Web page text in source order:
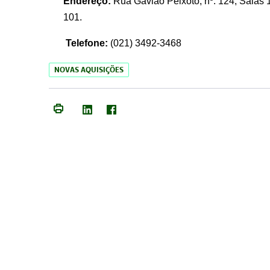
101.
Telefone: (021) 3492-3468
NOVAS AQUISIÇÕES